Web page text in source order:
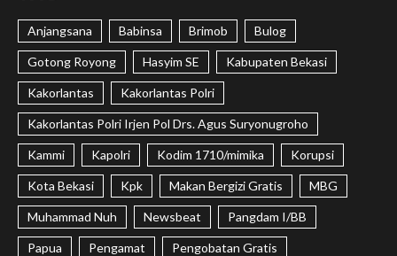
Anjangsana Babinsa Brimob Bulog
Gotong Royong Hasyim SE Kabupaten Bekasi
Kakorlantas Kakorlantas Polri
Kakorlantas Polri Irjen Pol Drs. Agus Suryonugroho
Kammi Kapolri Kodim 1710/mimika Korupsi
Kota Bekasi Kpk Makan Bergizi Gratis MBG
Muhammad Nuh Newsbeat Pangdam I/BB
Papua Pengamat Pengobatan Gratis